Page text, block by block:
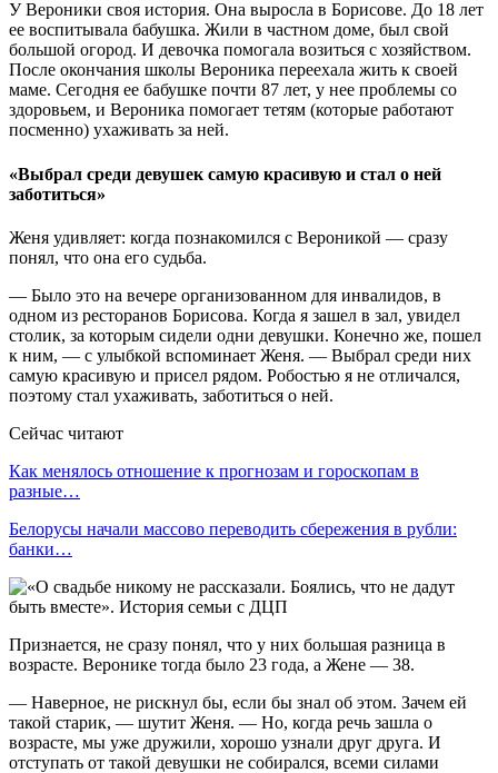
У Вероники своя история. Она выросла в Борисове. До 18 лет
ее воспитывала бабушка. Жили в частном доме, был свой
большой огород. И девочка помогала возиться с хозяйством.
После окончания школы Вероника переехала жить к своей
маме. Сегодня ее бабушке почти 87 лет, у нее проблемы со
здоровьем, и Вероника помогает тетям (которые работают
посменно) ухаживать за ней.
«Выбрал среди девушек самую красивую и стал о ней
заботиться»
Женя удивляет: когда познакомился с Вероникой — сразу
понял, что она его судьба.
— Было это на вечере организованном для инвалидов, в
одном из ресторанов Борисова. Когда я зашел в зал, увидел
столик, за которым сидели одни девушки. Конечно же, пошел
к ним, — с улыбкой вспоминает Женя. — Выбрал среди них
самую красивую и присел рядом. Робостью я не отличался,
поэтому стал ухаживать, заботиться о ней.
Сейчас читают
Как менялось отношение к прогнозам и гороскопам в
разные…
Белорусы начали массово переводить сбережения в рубли:
банки…
Признается, не сразу понял, что у них большая разница в
возрасте. Веронике тогда было 23 года, а Жене — 38.
— Наверное, не рискнул бы, если бы знал об этом. Зачем ей
такой старик, — шутит Женя. — Но, когда речь зашла о
возрасте, мы уже дружили, хорошо узнали друг друга. И
отступать от такой девушки не собирался, всеми силами